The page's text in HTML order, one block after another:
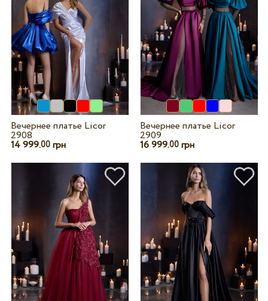
Вечернее платье Licor
2908
14 999.00грн
Вечернее платье Licor
2909
16 999.00 грн